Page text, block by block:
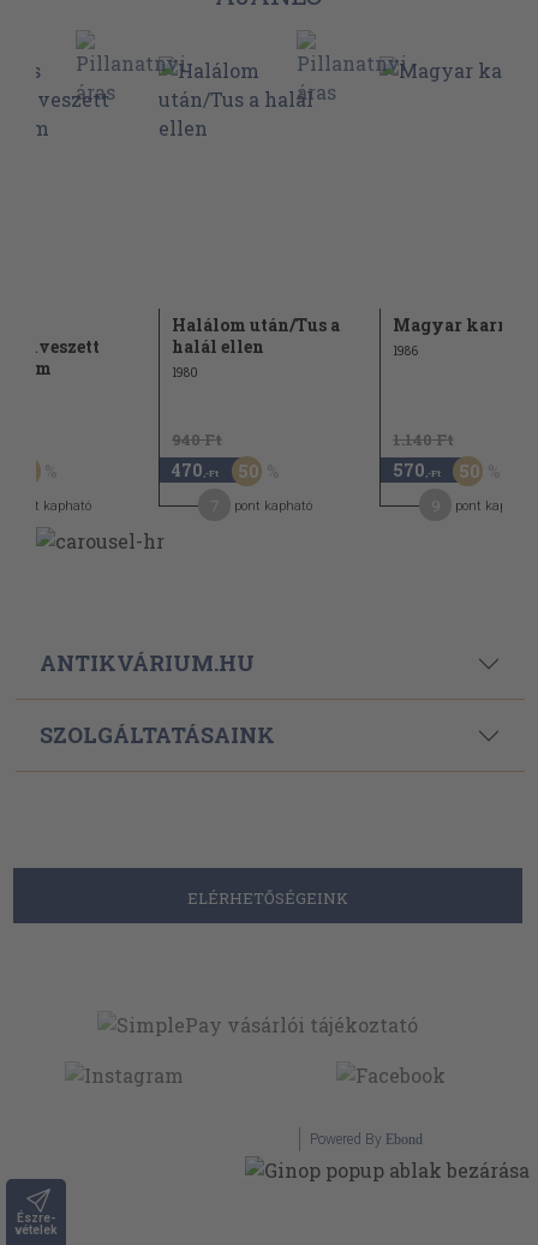
Észre-
vételek
Elveszett
pont kapható
Halálom után/Tus a
halál ellen
1980
940 Ft
470 ,-Ft 50
pont kapható
Magyar karrier
1986
1.140 Ft
570 ,-Ft 50
pont kapható
ANTIKVÁRIUM.HU
SZOLGÁLTATÁSAINK
ELÉRHETŐSÉGEINK
Powered By Ebond